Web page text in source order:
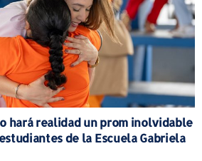
hará realidad un prom inolvidable
de la Escuela Gabriela